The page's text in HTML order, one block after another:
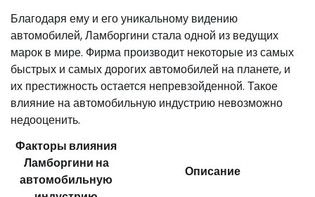
Благодаря ему и его уникальному видению
автомобилей, Ламборгини стала одной из ведущих
марок в мире. Фирма производит некоторые из самых
быстрых и самых дорогих автомобилей на планете, и
их престижность остается непревзойденной. Такое
влияние на автомобильную индустрию невозможно
недооценить.
Факторы влияния
Ламборгини на
автомобильную
Описание